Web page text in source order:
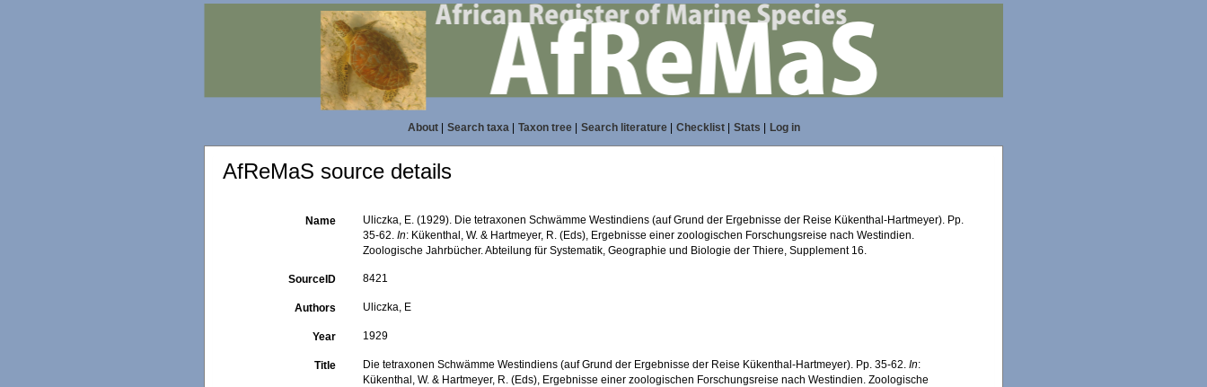
About| Search taxa| Taxon tree| Search literature| Checklist| Stats Log in
AfReMaS source details
Name
Uliczka, E. (1929). Die tetraxonen Schwämme Westindiens (auf Grund der Ergebnisse der Reise Kükenthal-Hartmeyer). Pp.
35-62.In: Kükenthal, W. & Hartmeyer, R. (Eds), Ergebnisse einer zoologischen Forschungsreise nach Westindien.
Zoologische Jahrbücher. Abteilung für Systematik, Geographie und Biologie der Thiere, Supplement 16.
SourceID 8421
Authors Uliczka, E
Year 1929
Title Die tetraxonen Schwämme Westindiens (auf Grund der Ergebnisse der Reise Kükenthal-Hartmeyer). Pp. 35-62.In:
Kükenthal, W. & Hartmeyer, R. (Eds), Ergebnisse einer zoologischen Forschungsreise nach Westindien. Zoologische